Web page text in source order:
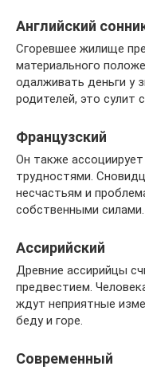
Английский
Сгоревшее жилище
материального
одалживать деньги у
родителей, это сулит
Французский
Он также
трудностями.
несчастьям и
собственными силами.
Ассирийский
Древние ассирийцы
предвестием.
ждут неприятные
беду и горе.
Современный